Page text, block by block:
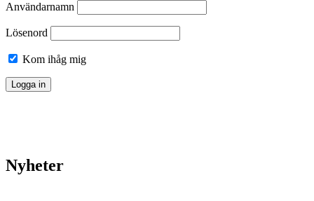
Användarnamn
Lösenord
Kom ihåg mig
Nyheter